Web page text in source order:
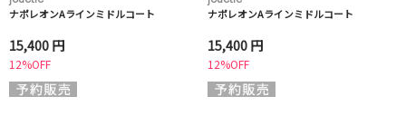
ナポレオンAラインミドルコート
15,400 円
12%OFF
ナポレオンAラインミドルコート
15,400 円
12%OFF